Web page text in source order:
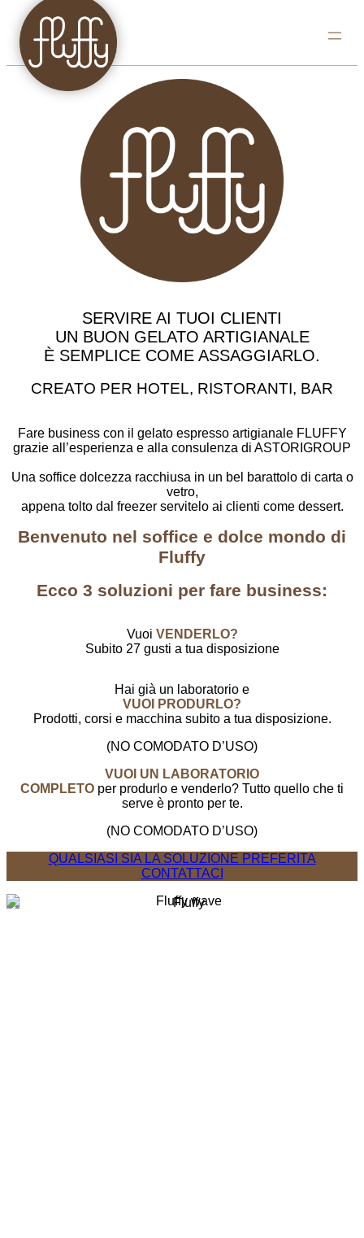
SERVIRE AI TUOI CLIENTI
UN BUON GELATO ARTIGIANALE
È SEMPLICE COME ASSAGGIARLO.
CREATO PER HOTEL, RISTORANTI, BAR
Fare business con il gelato espresso artigianale FLUFFY
grazie all’esperienza e alla consulenza di ASTORIGROUP
Una soffice dolcezza racchiusa in un bel barattolo di carta o
vetro,
appena tolto dal freezer servitelo ai clienti come dessert.
Benvenuto nel soffice e dolce mondo di
Fluffy
Ecco 3 soluzioni per fare business:
Vuoi VENDERLO?
Subito 27 gusti a tua disposizione
Hai già un laboratorio e
VUOI PRODURLO?
Prodotti, corsi e macchina subito a tua disposizione.
(NO COMODATO D’USO)
VUOI UN LABORATORIO
COMPLETO per produrlo e venderlo? Tutto quello che ti
serve è pronto per te.
(NO COMODATO D’USO)
QUALSIASI SIA LA SOLUZIONE PREFERITA
CONTATTACI